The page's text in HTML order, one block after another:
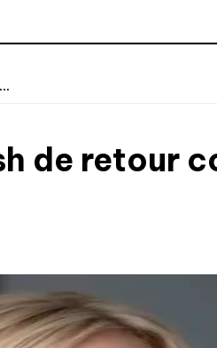
de retour